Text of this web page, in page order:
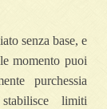
senza base, e
momento puoi
purchessia
limiti